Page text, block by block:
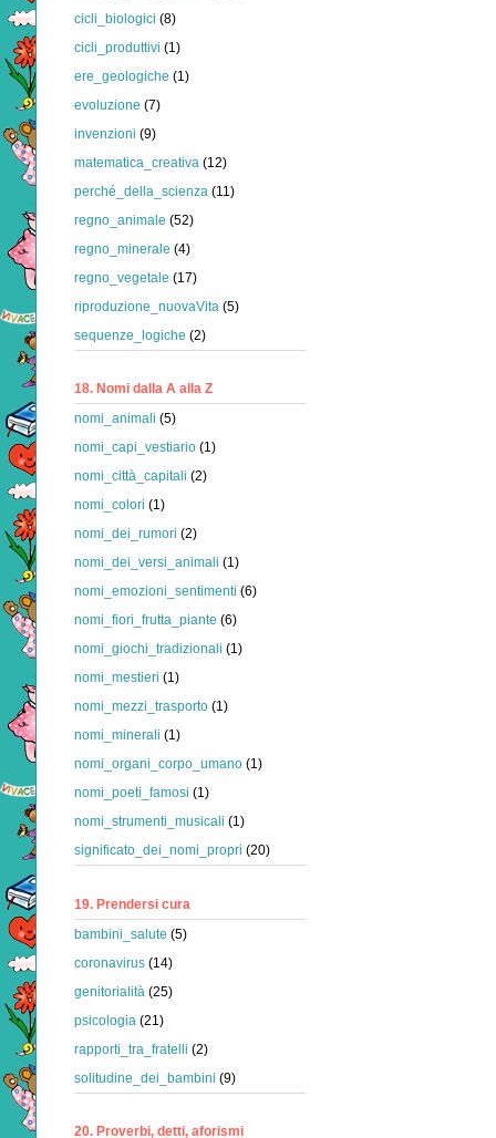
cicli_biologici (8)
cicli_produttivi (1)
ere_geologiche (1)
evoluzione (7)
invenzioni (9)
matematica_creativa (12)
perché_della_scienza (11)
regno_animale (52)
regno_minerale (4)
regno_vegetale (17)
riproduzione_nuovaVita (5)
sequenze_logiche (2)
18. Nomi dalla A alla Z
nomi_animali (5)
nomi_capi_vestiario (1)
nomi_città_capitali (2)
nomi_colori (1)
nomi_dei_rumori (2)
nomi_dei_versi_animali (1)
nomi_emozioni_sentimenti (6)
nomi_fiori_frutta_piante (6)
nomi_giochi_tradizionali (1)
nomi_mestieri (1)
nomi_mezzi_trasporto (1)
nomi_minerali (1)
nomi_organi_corpo_umano (1)
nomi_poeti_famosi (1)
nomi_strumenti_musicali (1)
significato_dei_nomi_propri (20)
19. Prendersi cura
bambini_salute (5)
coronavirus (14)
genitorialità (25)
psicologia (21)
rapporti_tra_fratelli (2)
solitudine_dei_bambini (9)
20. Proverbi, detti, aforismi